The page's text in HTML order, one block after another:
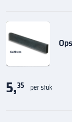
5,35 per stuk